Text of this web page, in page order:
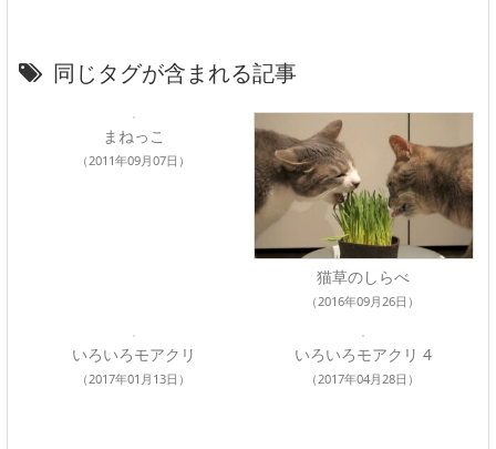
同じタグが含まれる記事
まねっこ
（2011年09月07日）
猫草のしらべ
（2016年09月26日）
いろいろモアクリ
（2017年01月13日）
いろいろモアクリ 4
（2017年04月28日）